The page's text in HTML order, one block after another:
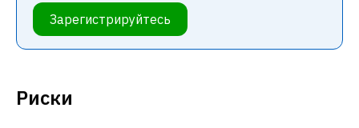
Риски
Зарегистрируйтесь